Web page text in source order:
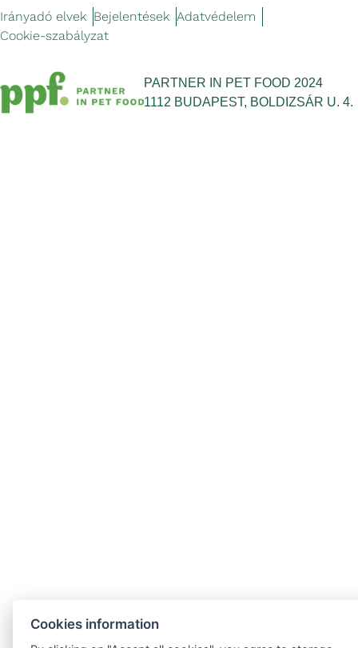
Irányadó elvek Bejelentések Adatvédelem
Cookie-szabályzat
PARTNER IN PET FOOD 2024
1112 BUDAPEST, BOLDIZSÁR U. 4.
Cookies information